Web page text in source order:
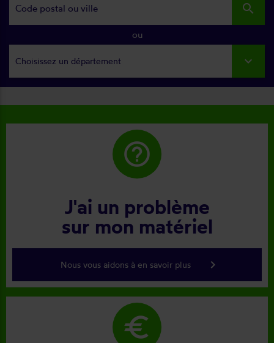
search
ou
Choisissez un département
help_outline
J'ai un problème
sur mon matériel
Nous vous aidons à en savoir plus keyboard_arrow_right
euro